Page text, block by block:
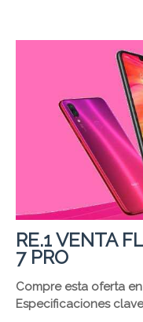
RE.1 VENTA
7 PRO
Compre esta oferta
Especificaciones clave